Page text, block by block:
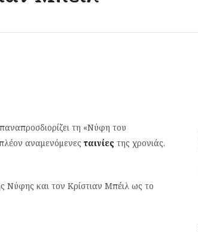
τη «Νύφη του
αναμενόμενες ταινίες της χρονιάς.
Νύφης και τον Κρίστιαν Μπέιλ ως το